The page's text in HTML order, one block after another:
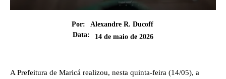
Por:
Alexandre R. Ducoff
Data:
14 de maio de 2026
A Prefeitura de Maricá realizou, nesta quinta-feira (14/05), a